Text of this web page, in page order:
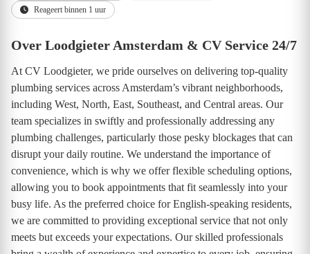
Reageert binnen 1 uur
Over Loodgieter Amsterdam & CV Service 24/7
At CV Loodgieter, we pride ourselves on delivering top-quality
plumbing services across Amsterdam’s vibrant neighborhoods,
including West, North, East, Southeast, and Central areas. Our
team specializes in swiftly and professionally addressing any
plumbing challenges, particularly those pesky blockages that can
disrupt your daily routine. We understand the importance of
convenience, which is why we offer flexible scheduling options,
allowing you to book appointments that fit seamlessly into your
busy life. As the preferred choice for English-speaking residents,
we are committed to providing exceptional service that not only
meets but exceeds your expectations. Our skilled professionals